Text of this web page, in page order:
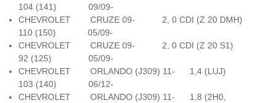
104 (141) 09/09-
CHEVROLET CRUZE 09- 2, 0 CDI (Z 20 DMH)
110 (150) 05/09-
CHEVROLET CRUZE 09- 2, 0 CDI (Z 20 S1)
92 (125) 05/09-
CHEVROLET ORLANDO (J309) 11- 1,4 (LUJ)
103 (140) 06/12-
CHEVROLET ORLANDO (J309) 11- 1,8 (2H0,